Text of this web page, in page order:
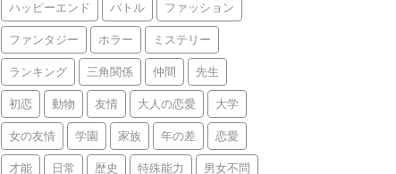
ハッピーエンド バトル ファッション
ファンタジー ホラー ミステリー
ランキング 三角関係 仲間 先生
初恋 動物 友情 大人の恋愛 大学
女の友情 学園 家族 年の差 恋愛
才能 日常 歴史 特殊能力 男女不問